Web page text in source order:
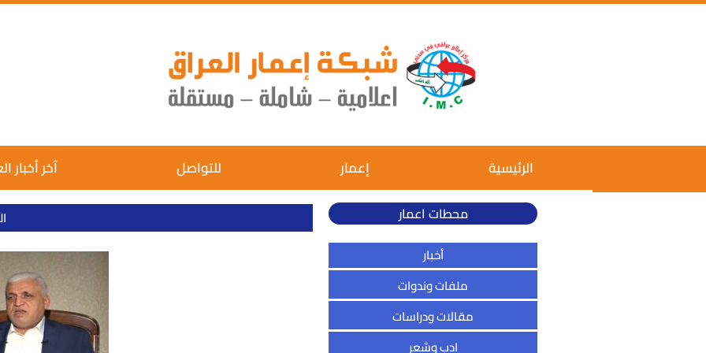
آخر أخبار للتواصل إعمار الرئيسية
محطات اعمار
أخبار
ملفات وندوات
مقالات ودراسات
ادب وشعر